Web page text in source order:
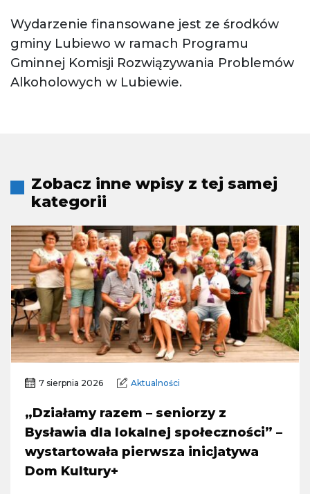
Wydarzenie finansowane jest ze środków
gminy Lubiewo w ramach Programu
Gminnej Komisji Rozwiązywania Problemów
Alkoholowych w Lubiewie.
Zobacz inne wpisy z tej samej
kategorii
7 sierpnia 2026 Aktualności
„Działamy razem – seniorzy z
Bysławia dla lokalnej społeczności” –
wystartowała pierwsza inicjatywa
Dom Kultury+